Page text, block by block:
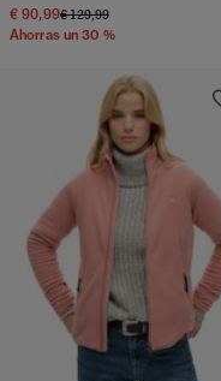
€ 90,99Precio rebajado de
€ 129,99a
Ahorras un 30 %